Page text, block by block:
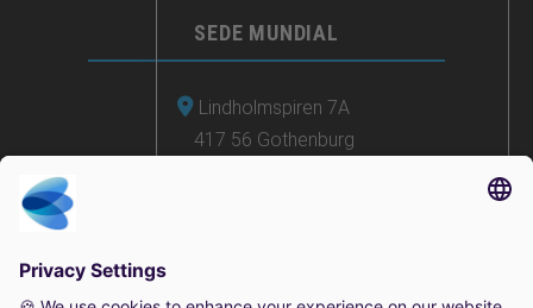
SEDE MUNDIAL
Lindholmspiren 7A
417 56 Gothenburg